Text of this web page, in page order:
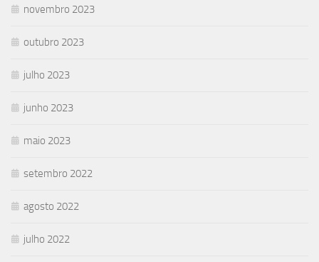
novembro 2023
outubro 2023
julho 2023
junho 2023
maio 2023
setembro 2022
agosto 2022
julho 2022